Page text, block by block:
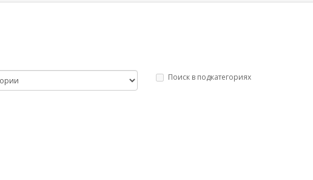
Поиск в подкатегориях